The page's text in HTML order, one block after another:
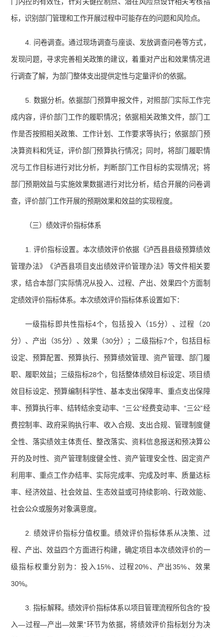
标，识别部门管理和工作开展过程中可能存在的问题和风险点。
4. 问卷调查。通过现场调查与座谈、发放调查问卷等方式，
发现问题，寻求完善相关政策的建议，着重对产出和效果情况进
行调查了解，为部门整体支出提供定性与定量评价的依据。
5. 数据分析。依据部门预算申报文件，对照部门实际工作完
成内容，评价部门工作的履职情况；依据相关政策文件，部门工
作是否按照相关政策、工作计划、工作要求等执行；依据部门预
决算资料和凭证，评价部门预算执行情况；同时，将部门履职情
况与工作目标进行对比分析，判断部门工作目标的实现情况；将
部门预期效益与实施效果数据进行对比分析，结合开展的问卷调
查，评价部门工作开展的预期效果和效益的实现程度。
（三）绩效评价指标体系
1. 评价指标设置。本次绩效评价依据《泸西县县级预算绩效
管理办法》《泸西县项目支出绩效评价管理办法》等文件相关要
求，结合本部门实际情况从投入、过程、产出、效果四个方面制
定绩效评价指标体系。本次绩效评价指标体系设置如下：
一级指标即共性指标4个，包括投入（15分）、过程（20
分）、产出（35分）、效果（30分）；二级指标7个，包括目标
设定、预算配置、预算执行、预算绩效管理、资产管理、部门履
职、履职效益；三级指标28个，包括整体绩效目标设定、项目绩
效目标设定、预算编制科学性、基本支出保障率、重点支出保障
率、预算执行率、结转结余变动率、“三公”经费变动率、“三公”经
费控制率、政府采购执行率、收入合规、支出合规、管理制度健
全性、落实绩效主体责任、整改落实、资料信息报送和预决算公
开的及时性、资产管理制度健全性、资产管理安全性、固定资产
利用率、重点工作办结率、实际完成率、完成及时率、质量达标
率、经济效益、社会效益、生态效益或可持续影响、行政效能、
社会公众或服务对象满意度。
2. 绩效评价指标分值权重。绩效评价指标体系从决策、过
程、产出、效益四个方面进行构建，确定项目本次绩效评价的一
级指标权重分别为：投入15%、过程20%、产出35%、效果
30%。
3. 指标解释。绩效评价指标体系以项目管理流程所包含的“投
入—过程—产出—效果”环节为依据，将绩效评价指标划分为决